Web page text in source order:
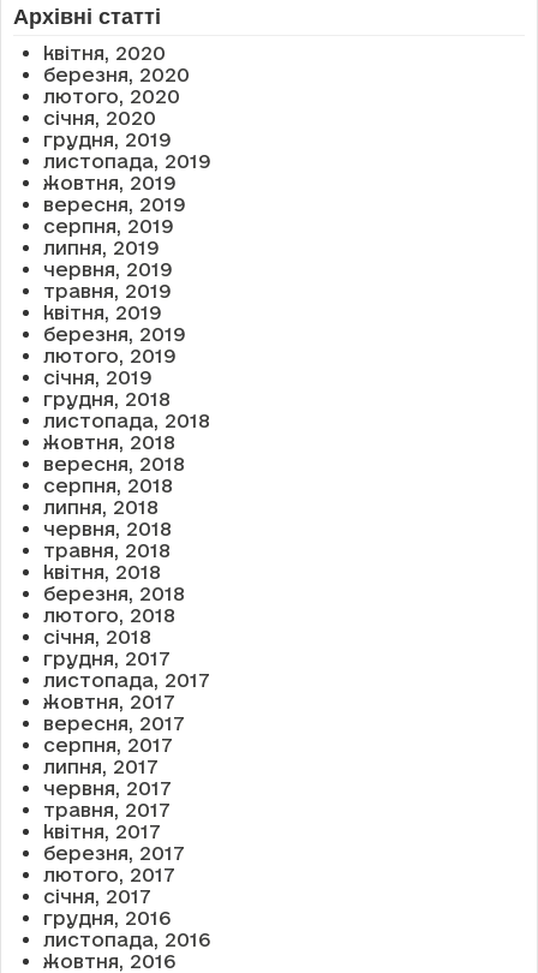
Архівні статті
квітня, 2020
березня, 2020
лютого, 2020
січня, 2020
грудня, 2019
листопада, 2019
жовтня, 2019
вересня, 2019
серпня, 2019
липня, 2019
червня, 2019
травня, 2019
квітня, 2019
березня, 2019
лютого, 2019
січня, 2019
грудня, 2018
листопада, 2018
жовтня, 2018
вересня, 2018
серпня, 2018
липня, 2018
червня, 2018
травня, 2018
квітня, 2018
березня, 2018
лютого, 2018
січня, 2018
грудня, 2017
листопада, 2017
жовтня, 2017
вересня, 2017
серпня, 2017
липня, 2017
червня, 2017
травня, 2017
квітня, 2017
березня, 2017
лютого, 2017
січня, 2017
грудня, 2016
листопада, 2016
жовтня, 2016